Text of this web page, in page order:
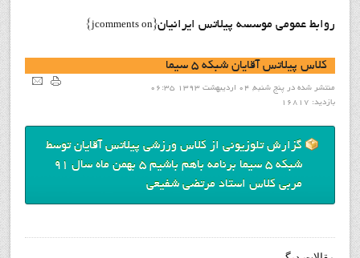
روابط عمومی موسسه پیلاتس ایرانیان{jcomments on}
کلاس پيلاتس آقايان شبکه 5 سيما
منتشر شده در پنج شنبه, 04 ارديبهشت 1393 06:35
بازدید: 16817
گزارش تلوزيوني از کلاس ورزشي پیلاتس آقایان توسط
شبكه 5 سيما برنامه باهم باشيم
5 بهمن ماه سال 91
مربي کلاس استاد مرتضي شفيعي